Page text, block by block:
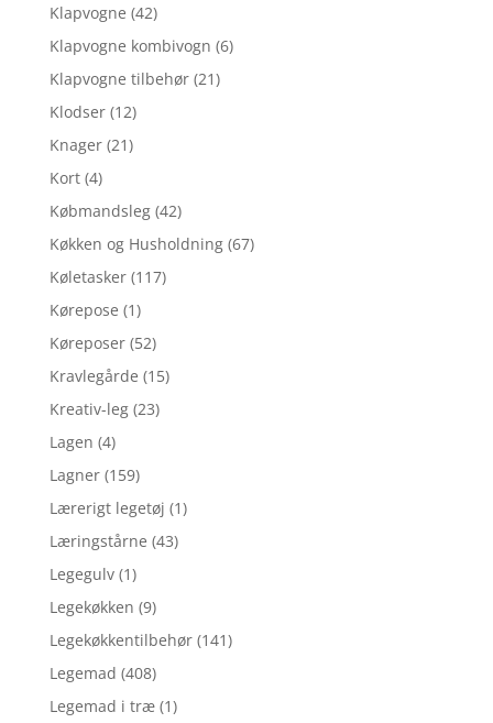
Klapvogne (42)
Klapvogne kombivogn (6)
Klapvogne tilbehør (21)
Klodser (12)
Knager (21)
Kort (4)
Købmandsleg (42)
Køkken og Husholdning (67)
Køletasker (117)
Kørepose (1)
Køreposer (52)
Kravlegårde (15)
Kreativ-leg (23)
Lagen (4)
Lagner (159)
Lærerigt legetøj (1)
Læringstårne (43)
Legegulv (1)
Legekøkken (9)
Legekøkkentilbehør (141)
Legemad (408)
Legemad i træ (1)